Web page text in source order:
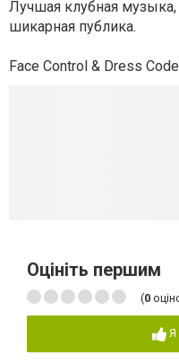
Лучшая клубная
шикарная публика.
Face Control & Dress
Оцініть першим
(0
Я